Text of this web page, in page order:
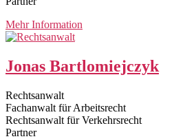
Mehr Information
Jonas Bartlomiejczyk
Rechtsanwalt
Fachanwalt für Arbeitsrecht
Rechtsanwalt für Verkehrsrecht
Partner